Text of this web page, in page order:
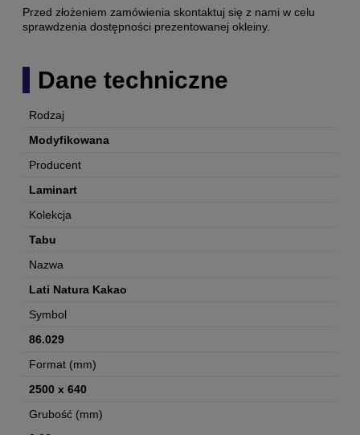
Przed złożeniem zamówienia skontaktuj się z nami w celu
sprawdzenia dostępności prezentowanej okleiny.
Dane techniczne
Rodzaj
Modyfikowana
Producent
Laminart
Kolekcja
Tabu
Nazwa
Lati Natura Kakao
Symbol
86.029
Format (mm)
2500 x 640
Grubość (mm)